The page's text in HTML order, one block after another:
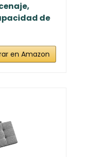
de
en Amazon